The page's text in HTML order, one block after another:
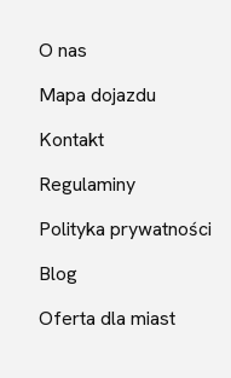
O nas
Mapa dojazdu
Kontakt
Regulaminy
Polityka prywatności
Blog
Oferta dla miast